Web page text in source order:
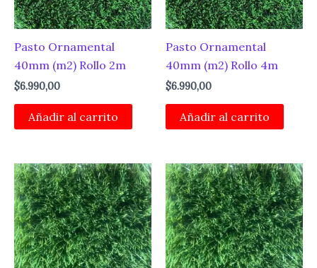
Pasto Ornamental
40mm (m2) Rollo 2m
$6.990,00
Añadir al carrito
Pasto Ornamental
40mm (m2) Rollo 4m
$6.990,00
Añadir al carrito